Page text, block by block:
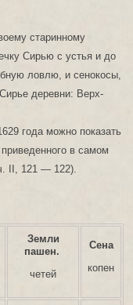
старинному
Сирью с устья и до
ловлю, и сенокосы,
деревни: Верх-
года можно показать
в самом
II, 121 — 122).
Земли
пашен.
четей
Сена
копен